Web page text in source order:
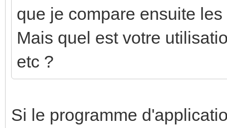
que je compare ensuite
Mais quel est votre
etc ?
Si le programme